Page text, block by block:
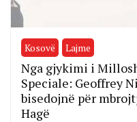
Kosovë Lajme
Nga gjykimi i
Speciale: Geoffrey
bisedojnë për
Hagë